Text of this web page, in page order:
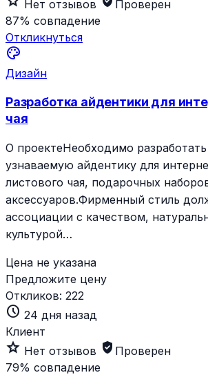
Нет отзывов
Проверен
87% совпадение
Откликнуться
palette
Дизайн
Разработка айдентики для
чая
О проектеНеобходимо
узнаваемую айдентику для
листового чая, подарочных
аксессуаров.Фирменный стиль
ассоциации с качеством,
культурой…
Цена не указана
Предложите цену
Откликов: 222
schedule 24 дня назад
Клиент
star_outline Нет отзывов verified_user Проверен
79% совпадение